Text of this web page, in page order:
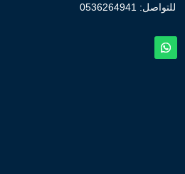
للتواصل: ⁦ 0536264941